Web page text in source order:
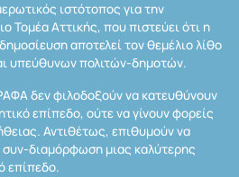
ιστότοπος για την
Τομέα Αττικής, που πιστεύει ότι η
αποτελεί τον θεμέλιο λίθο
υπεύθυνων πολιτών-δημοτών.
δεν φιλοδοξούν να κατευθύνουν
επίπεδο, ούτε να γίνουν φορείς
Αντιθέτως, επιθυμούν να
συν-διαμόρφωση μιας καλύτερης
επίπεδο.